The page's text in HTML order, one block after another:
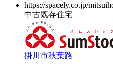
https://spacely.co.jp/
中古既存住宅
掛川市秋葉路